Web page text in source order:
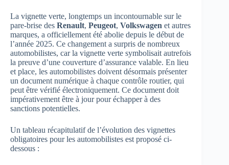
La vignette verte, longtemps un incontournable sur le
pare-brise des Renault, Peugeot, Volkswagen et autres
marques, a officiellement été abolie depuis le début de
l’année 2025. Ce changement a surpris de nombreux
automobilistes, car la vignette verte symbolisait autrefois
la preuve d’une couverture d’assurance valable. En lieu
et place, les automobilistes doivent désormais présenter
un document numérique à chaque contrôle routier, qui
peut être vérifié électroniquement. Ce document doit
impérativement être à jour pour échapper à des
sanctions potentielles.
Un tableau récapitulatif de l’évolution des vignettes
obligatoires pour les automobilistes est proposé ci-
dessous :